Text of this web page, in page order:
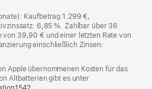
Kaufbetrag 1.299 €,
6,85 %. Zahlbar über 36
von 39,90 € und einer letzten Rate von
einschließlich Zinsen:
Apple übernommenen Kosten für das
Altbatterien gibt es unter